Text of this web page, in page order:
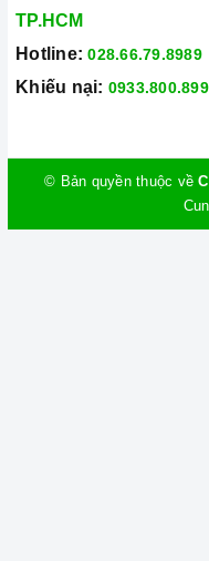
TP.HCM
Hotline: 028.66.79.8989
Khiếu nại: 0933.800.899
© Bản quyền thuộc về